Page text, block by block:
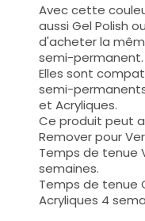
Avec cette
aussi Gel Polish
d'acheter la
semi-permanent.
Elles sont
semi-
et Acryliques.
Ce produit peut
Remover pour
Temps de tenue
semaines.
Temps de tenue
Acryliques 4